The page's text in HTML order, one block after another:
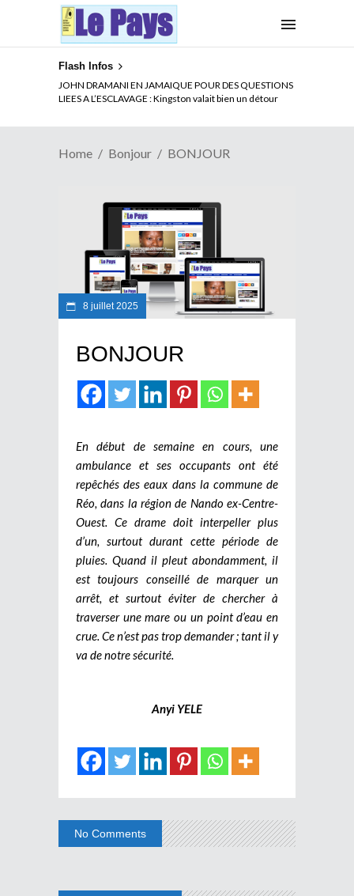
Flash Infos
JOHN DRAMANI EN JAMAIQUE POUR DES QUESTIONS
LIEES A L’ESCLAVAGE : Kingston valait bien un détour
Home Bonjour BONJOUR
8 juillet 2025
BONJOUR
En début de semaine en cours, une
ambulance et ses occupants ont été
repêchés des eaux dans la commune de
Réo, dans la région de Nando ex-Centre-
Ouest. Ce drame doit interpeller plus
d’un, surtout durant cette période de
pluies. Quand il pleut abondamment, il
est toujours conseillé de marquer un
arrêt, et surtout éviter de chercher à
traverser une mare ou un point d’eau en
crue. Ce n’est pas trop demander ; tant il y
va de notre sécurité.
Anyi YELE
No Comments